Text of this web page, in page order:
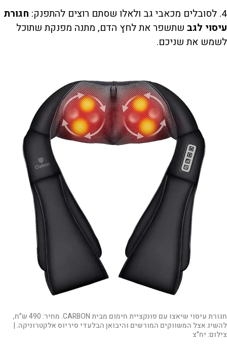
4. לסובלים מכאבי גב ולאלו שסתם רוצים להתפנק:
חגורת
עיסוי לגב שתשפר את לחץ הדם, מתנה מפנקת שתוכל
לשמש את שניכם.
חגורת עיסוי שיאצו עם פונקציית חימום מבית CARBON. מחיר: 490 ש"ח,
להשיג אצל המשווקים המורשים והיבואן הבלעדי סיריוס אלקטרוניקה. |
צילום:יח"צ